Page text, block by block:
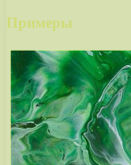
Примеры